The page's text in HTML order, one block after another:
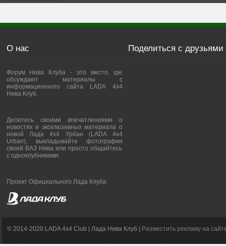
О нас
Форум Нива Клуба - это место, где
обсуждают материалы с
информационного сайта LADA 4x4
Нива Клуб.
Делитесь своими впечатлениями о
новостях и эксклюзивных материала о
новой Лада 4х4 Урбан (LADA 4x4
Urban), выкладывайте фотографии
своей ВАЗ Нива или просто общайтесь
с одноклубниками.
Проект Официального Лада Клуба
Поделиться с друзьями
© 2014-2020 LADA 4x4 Club | Лада Нива Клуб | Разместить рекламу на